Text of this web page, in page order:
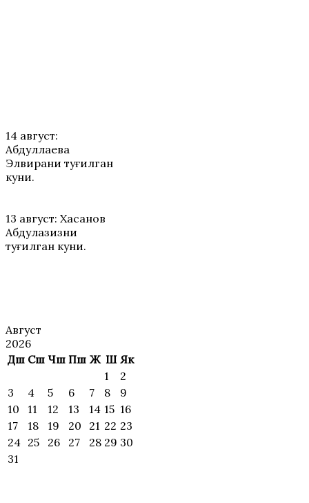
14 август:
Абдуллаева
Элвирани туғилган
куни.
13 август: Хасанов
Абдулазизни
туғилган куни.
Август
2026
Дш Сш Чш Пш Ж Ш Як
1
2
3
4 5 6 7 8
9
10
11 12 13 14 15 16
17
18 19 20 21 22 23
24 25 26 27 28 29 30
31